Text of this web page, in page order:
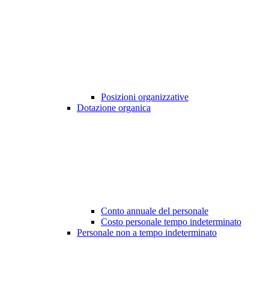
Posizioni organizzative
Dotazione organica
Conto annuale del personale
Costo personale tempo indeterminato
Personale non a tempo indeterminato